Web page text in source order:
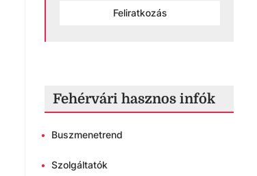
Feliratkozás
Fehérvári hasznos infók
• Buszmenetrend
• Szolgáltatók